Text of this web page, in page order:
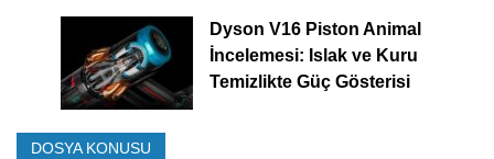
Dyson V16 Piston Animal
İncelemesi: Islak ve Kuru
Temizlikte Güç Gösterisi
DOSYA KONUSU